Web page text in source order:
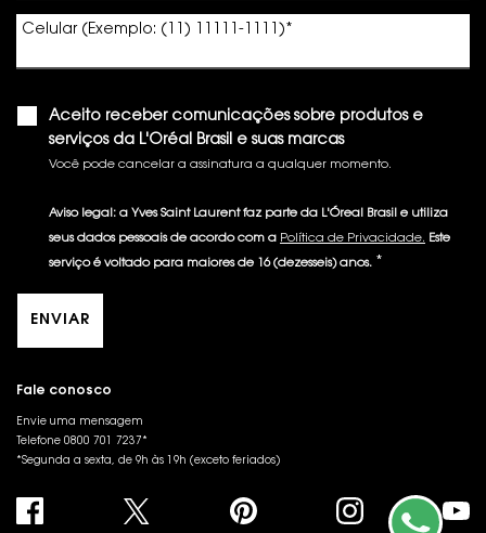
Celular (Exemplo: (11) 11111-1111) *
Aceito receber comunicações sobre produtos e
serviços da L'Oréal Brasil e suas marcas
Você pode cancelar a assinatura a qualquer momento.​
Aviso legal: a Yves Saint Laurent faz parte da L'Óreal Brasil e utiliza
seus dados pessoais de acordo com a Política de Privacidade. Este
serviço é voltado para maiores de 16 (dezesseis) anos. *
ENVIAR
Fale conosco
Envie uma mensagem
Telefone 0800 701 7237*
*Segunda a sexta, de 9h às 19h (exceto feriados)